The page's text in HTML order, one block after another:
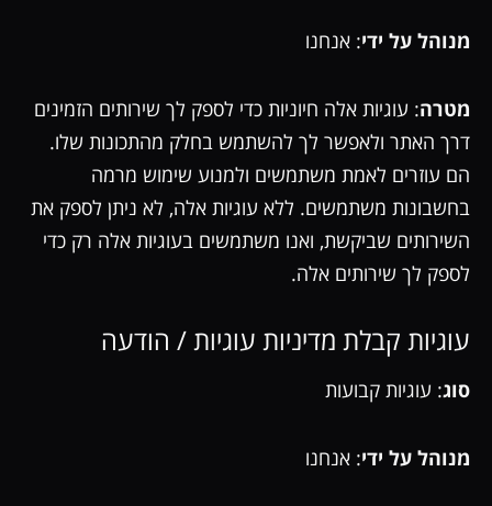
מנוהל על ידי: אנחנו
מטרה: עוגיות אלה חיוניות כדי לספק לך שירותים הזמינים
דרך האתר ולאפשר לך להשתמש בחלק מהתכונות שלו.
הם עוזרים לאמת משתמשים ולמנוע שימוש מרמה
בחשבונות משתמשים. ללא עוגיות אלה, לא ניתן לספק את
השירותים שביקשת, ואנו משתמשים בעוגיות אלה רק כדי
לספק לך שירותים אלה.
עוגיות קבלת מדיניות עוגיות / הודעה
סוג: עוגיות קבועות
מנוהל על ידי: אנחנו